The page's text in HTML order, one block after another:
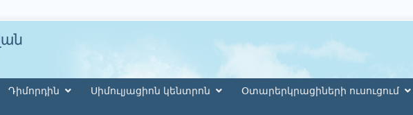
Դիմորդին Սիմուլյացիոն կենտրոն Օտարերկրացիների ուսուցում